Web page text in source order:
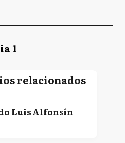
1
relacionados
Luis Alfonsín